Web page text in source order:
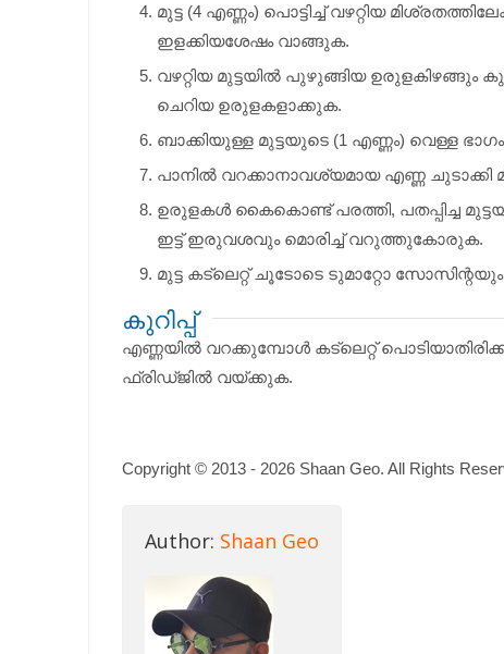
മുട്ട (4 എണ്ണം) പൊട്ടിച്ച് വഴറ്റിയ
ഇളക്കിയശേഷം വാങ്ങുക.
വഴറ്റിയ മുട്ടയില്‍ പുഴുങ്ങിയ
ചെറിയ ഉരുളകളാക്കുക.
ബാക്കിയുള്ള മുട്ടയുടെ (1 എണ്ണം) വെള്ള
പാനില്‍ വറക്കാനാവശ്യമായ എണ്ണ ചുടാക്കി
ഉരുളകള്‍ കൈകൊണ്ട് പരത്തി, പതപ്പിച്ച
ഇട്ട് ഇരുവശവും മൊരിച്ച് വറുത്തുകോരുക.
മുട്ട കട്‌ലെറ്റ്‌ ചൂടോടെ ടുമാറ്റോ
കുറിപ്പ്
എണ്ണയില്‍ വറക്കുമ്പോള്‍ കട്‌ലെറ്റ്‌
ഫ്രിഡ്ജില്‍ വയ്ക്കുക.
Copyright © 2013 - 2026 Shaan Geo. All Rights
Author: Shaan Geo